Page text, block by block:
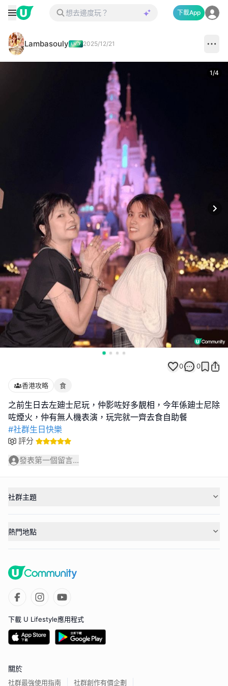
下載App
Lambasouly 2025/12/21
1/4
0 0
香港攻略 食
之前生日去左廸士尼玩，仲影咗好多靚相，今年係廸士尼除
#社群生日快樂
評分
發表第一個留言...
社群主題
熱門地點
下載 U Lifestyle應用程式
關於
社群最強使用指南 社群創作有價企劃